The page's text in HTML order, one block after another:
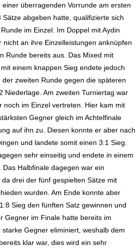
überragenden Vorrunde am ersten
abgeben hatte, qualifizierte sich
im Einzel. Im Doppel mit Aydin
nicht an ihre Einzelleistungen anknüpfen
Runde bereits aus. Das Mixed mit
einem knappen Sieg endete jedoch
zweiten Runde gegen die späteren
Niederlage. Am zweiten Turniertag war
noch im Einzel vertreten. Hier kam mit
Gegner gleich im Achtelfinale
auf ihn zu. Diesen konnte er aber nach
und landete somit einen 3:1 Sieg.
sehr einseitig und endete in einem
Halbfinale dagegen war ein
drei der fünf gespielten Sätze mit
wurden. Am Ende konnte aber
Sieg den fünften Satz gewinnen und
Gegner im Finale hatte bereits im
Gegner eliminiert, weshalb dem
klar war, dies wird ein sehr